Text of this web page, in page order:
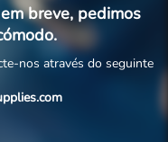
breve, pedimos
nos através do seguinte